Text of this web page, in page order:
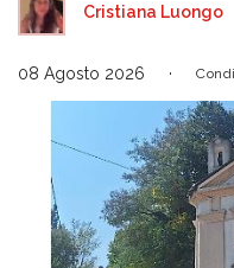
Cristiana Luongo
08 Agosto 2026